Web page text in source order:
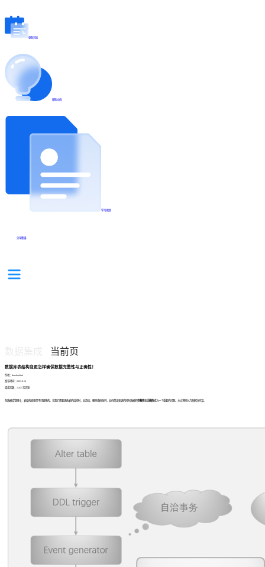
更新日志
帮助文档
学习视频
分享集锦
当前页
数据库表结构变更怎样确保数据完整性与正确性！
作者：finedatalink
发布时间：2023.8.10
阅读次数：1,451 次浏览
在数据库管理中，表结构变更是不可避免的。当我们需要更改表的结构时，如添加、删除或修改列，如何保证变更的同时数据的 完整性 和 正确性成为一个重要的问题。本文将探讨几种解决方案。